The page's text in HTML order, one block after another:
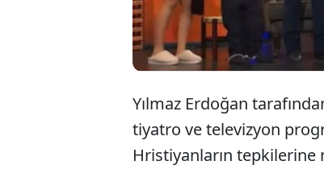
Yılmaz Erdoğan
tiyatro ve televizyon
Hristiyanların tepkilerine